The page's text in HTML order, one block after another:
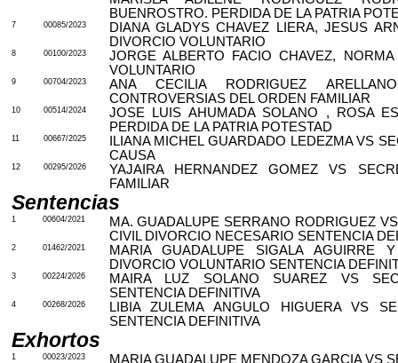
BUENROSTRO. PERDIDA DE LA PATRIA
7 00085/2023
DIANA GLADYS CHAVEZ LIERA, JESUS
DIVORCIO VOLUNTARIO
8 00100/2023
JORGE ALBERTO FACIO CHAVEZ,
VOLUNTARIO
9 00704/2023
ANA CECILIA RODRIGUEZ
CONTROVERSIAS DEL ORDEN FAMILIAR
10 00514/2024 JOSE LUIS AHUMADA SOLANO , ROSA
PERDIDA DE LA PATRIA POTESTAD
11 00667/2025
ILIANA MICHEL GUARDADO LEDEZMA VS
CAUSA
12 00295/2026
YAJAIRA HERNANDEZ GOMEZ VS
FAMILIAR
Sentencias
1 00604/2021
MA. GUADALUPE SERRANO RODRIGUEZ
CIVIL DIVORCIO NECESARIO SENTENCIA
2 01462/2021 MARIA GUADALUPE SIGALA AGUIRRE
DIVORCIO VOLUNTARIO SENTENCIA
3 00224/2026
MAIRA LUZ SOLANO SUAREZ VS
SENTENCIA DEFINITIVA
4 00268/2026
LIBIA ZULEMA ANGULO HIGUERA VS
SENTENCIA DEFINITIVA
Exhortos
1 00023/2023 MARIA GUADALUPE MENDOZA GARCIA VS